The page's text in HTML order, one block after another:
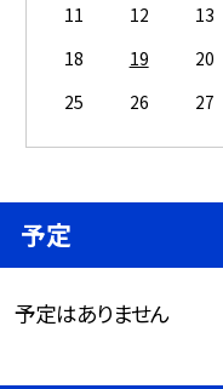
11
12 13
18
19 20
25
26 27
予定
予定はありません